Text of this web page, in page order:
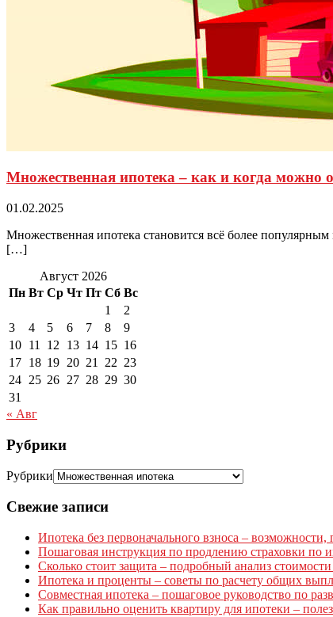
Множественная ипотека – как и когда можно
01.02.2025
Множественная ипотека становится всё более
[…]
Август 2026
Пн Вт Ср Чт Пт Сб Вс
1
2
3
4 5 6 7 8
9
10 11 12 13 14 15 16
17 18 19 20 21 22 23
24 25 26 27 28 29 30
31
« Авг
Рубрики
Рубрики
Свежие записи
Ипотека без первоначального взноса –
Пошаговая инструкция по продлению страховки по
Сколько стоит защита – подробный анализ
Ипотека и проценты – советы по расчету общих
Совместная ипотека – пошаговое руководство по
Как правильно оценить квартиру для ипотеки –